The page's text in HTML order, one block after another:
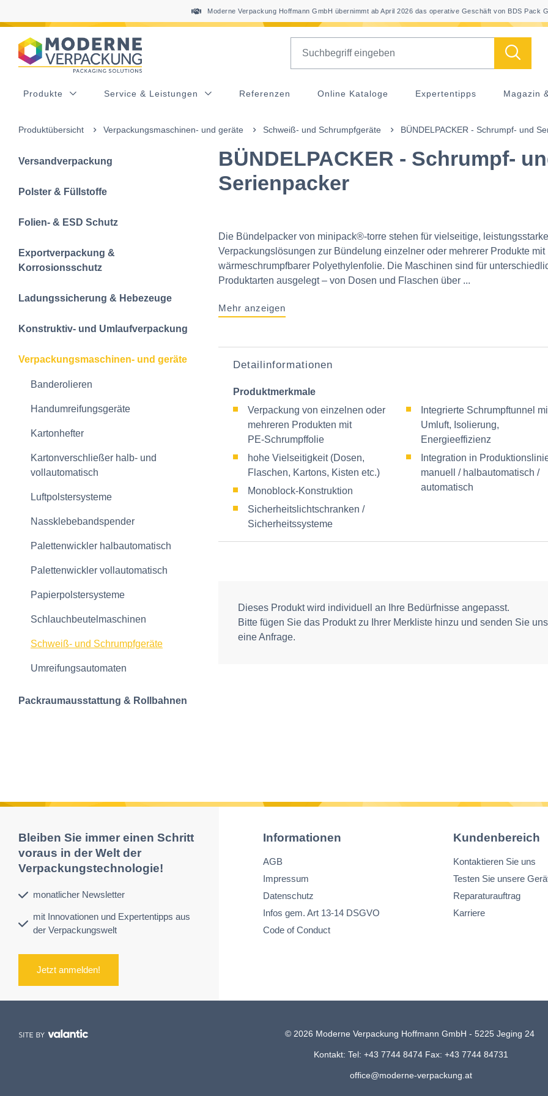
Moderne Verpackung Hoffmann GmbH übernimmt ab April 2026 das operative Geschäft von BDS Pack
Produkte Service & Leistungen Referenzen Online Kataloge Expertentipps Magazin
Produktübersicht Verpackungsmaschinen- und geräte Schweiß- und Schrumpfgeräte BÜNDELPACKER - Schrumpf- und
Versandverpackung
Polster & Füllstoffe
Folien- & ESD Schutz
Exportverpackung &
Korrosionsschutz
Ladungssicherung & Hebezeuge
Konstruktiv- und Umlaufverpackung
Verpackungsmaschinen- und geräte
Banderolieren
Handumreifungsgeräte
Kartonhefter
Kartonverschließer halb- und
vollautomatisch
Luftpolstersysteme
Nassklebebandspender
Palettenwickler halbautomatisch
Palettenwickler vollautomatisch
Papierpolstersysteme
Schlauchbeutelmaschinen
Schweiß- und Schrumpfgeräte
Umreifungsautomaten
Packraumausstattung & Rollbahnen
BÜNDELPACKER - Schrumpf-
Serienpacker
Die Bündelpacker von minipack®‑torre stehen für vielseitige, leistungsstarke
Verpackungslösungen zur Bündelung einzelner oder mehrerer Produkte mit
wärmeschrumpfbarer Polyethylenfolie. Die Maschinen sind für
Produktarten ausgelegt – von Dosen und Flaschen über ...
Mehr anzeigen
Detailinformationen
Produktmerkmale
Verpackung von einzelnen oder
mehreren Produkten mit
PE‑Schrumpffolie
hohe Vielseitigkeit (Dosen,
Flaschen, Kartons, Kisten etc.)
Monoblock‑Konstruktion
Sicherheitslichtschranken /
Sicherheitssysteme
Integrierte Schrumpftunnel
Umluft, Isolierung,
Energieeffizienz
Integration in
manuell / halbautomatisch /
automatisch
Dieses Produkt wird individuell an Ihre Bedürfnisse angepasst.
Bitte fügen Sie das Produkt zu Ihrer Merkliste hinzu und senden Sie uns
eine Anfrage.
Bleiben Sie immer einen Schritt
voraus in der Welt der
Verpackungstechnologie!
monatlicher Newsletter
mit Innovationen und Expertentipps aus
der Verpackungswelt
Jetzt anmelden!
Informationen
AGB
Impressum
Datenschutz
Infos gem. Art 13-14 DSGVO
Code of Conduct
Kundenbereich
Kontaktieren Sie uns
Testen Sie unsere
Reparaturauftrag
Karriere
© 2026 Moderne Verpackung Hoffmann GmbH - 5225 Jeging 24
Kontakt: Tel: +43 7744 8474 Fax: +43 7744 84731
office@moderne-verpackung.at